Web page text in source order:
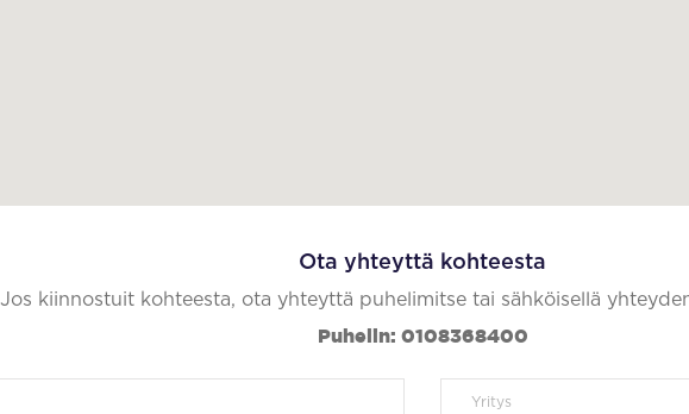
Ota yhteyttä kohteesta
Jos kiinnostuit kohteesta, ota yhteyttä puhelimitse tai sähköisellä
Puhelin: 0108368400